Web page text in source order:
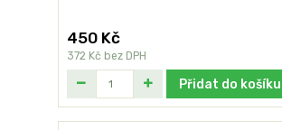
450 Kč
372 Kč bez DPH
Přidat do košíku